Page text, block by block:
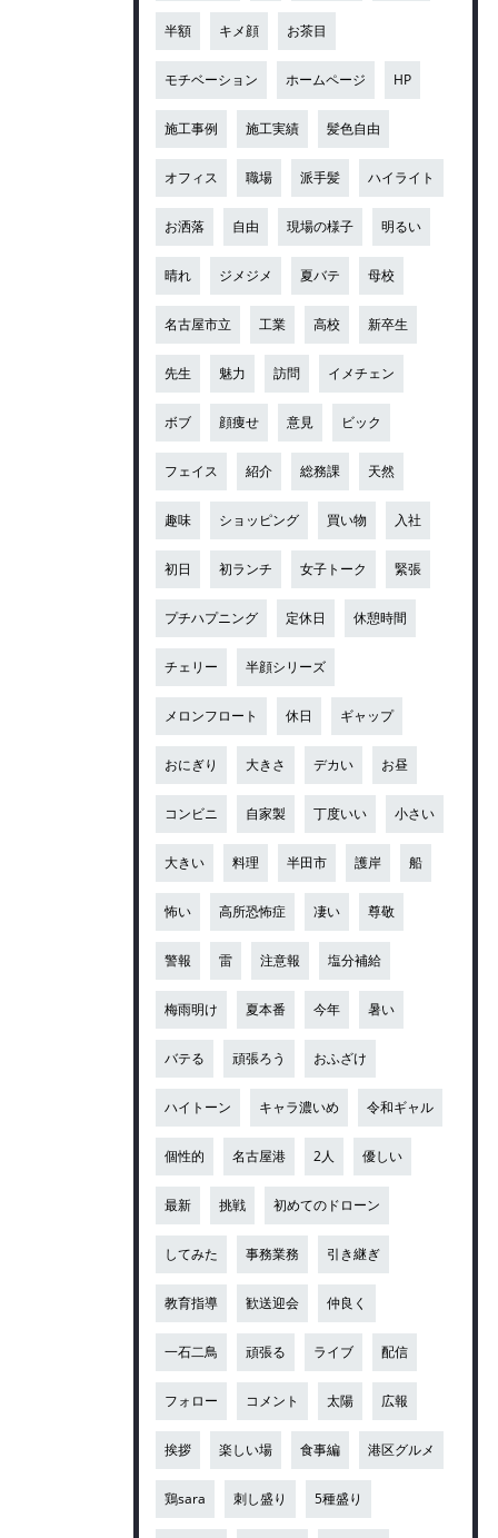
半額 キメ顔 お茶目
モチベーション ホームページ HP
施工事例 施工実績 髪色自由
オフィス 職場 派手髪 ハイライト
お洒落 自由 現場の様子 明るい
晴れ ジメジメ 夏バテ 母校
名古屋市立 工業 高校 新卒生
先生 魅力 訪問 イメチェン
ボブ 顔痩せ 意見 ビック
フェイス 紹介 総務課 天然
趣味 ショッピング 買い物 入社
初日 初ランチ 女子トーク 緊張
プチハプニング 定休日 休憩時間
チェリー 半顔シリーズ
メロンフロート 休日 ギャップ
おにぎり 大きさ デカい お昼
コンビニ 自家製 丁度いい 小さい
大きい 料理 半田市 護岸 船
怖い 高所恐怖症 凄い 尊敬
警報 雷 注意報 塩分補給
梅雨明け 夏本番 今年 暑い
バテる 頑張ろう おふざけ
ハイトーン キャラ濃いめ 令和ギャル
個性的 名古屋港 2人 優しい
最新 挑戦 初めてのドローン
してみた 事務業務 引き継ぎ
教育指導 歓送迎会 仲良く
一石二鳥 頑張る ライブ 配信
フォロー コメント 太陽 広報
挨拶 楽しい場 食事編 港区グルメ
鶏sara 刺し盛り 5種盛り